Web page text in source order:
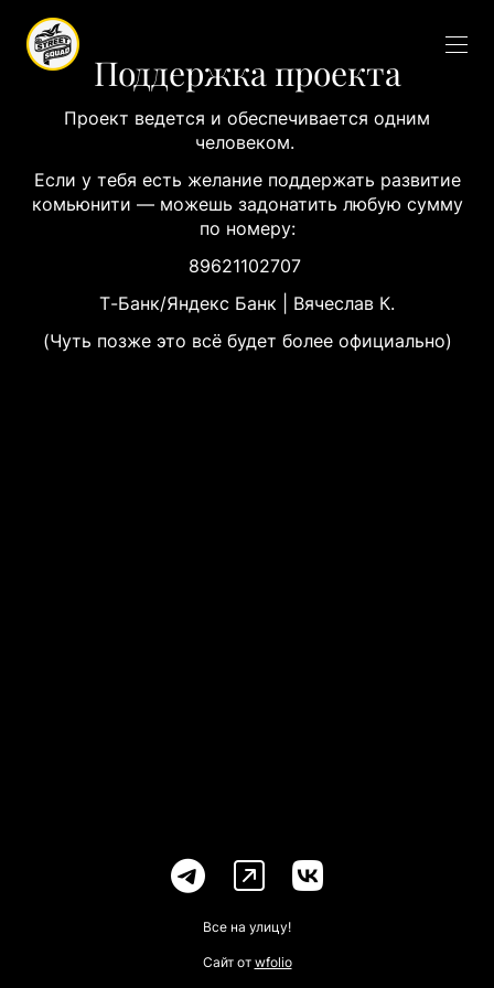
Поддержка проекта
Проект ведется и обеспечивается одним
человеком.
Если у тебя есть желание поддержать развитие
комьюнити — можешь задонатить любую сумму
по номеру:
89621102707
Т-Банк/Яндекс Банк | Вячеслав К.
(Чуть позже это всё будет более официально)
Все на улицу!
Сайт от wfolio